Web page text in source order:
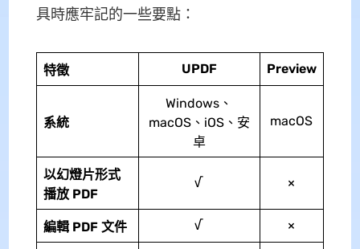
具時應牢記的一些要點：
特徵 UPDF Preview
系統
Windows、
macOS、iOS、安
卓
macOS
以幻燈片形式
播放 PDF
√ ×
編輯 PDF 文件 √ ×